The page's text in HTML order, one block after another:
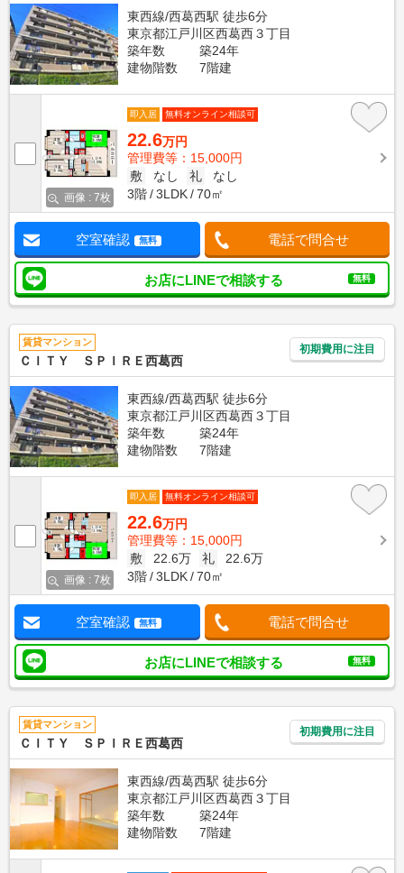
東西線/西葛西駅 徒歩6分
東京都江戸川区西葛西３丁目
築年数
築24年
建物階数
7階建
画像 : 7枚
即入居 無料オンライン相談可
22.6万円
管理費等：15,000円
敷
なし 礼
なし
3階
3LDK 70㎡
空室確認 無料 電話で問合せ
お店にLINEで相談する 無料
賃貸マンション
ＣＩＴＹ ＳＰＩＲＥ西葛西
初期費用に注目
東西線/西葛西駅 徒歩6分
東京都江戸川区西葛西３丁目
築年数
築24年
建物階数
7階建
画像 : 7枚
即入居 無料オンライン相談可
22.6万円
管理費等：15,000円
敷
22.6万 礼
22.6万
3階
3LDK 70㎡
空室確認 無料 電話で問合せ
お店にLINEで相談する 無料
賃貸マンション
ＣＩＴＹ ＳＰＩＲＥ西葛西
初期費用に注目
東西線/西葛西駅 徒歩6分
東京都江戸川区西葛西３丁目
築年数
築24年
建物階数
7階建